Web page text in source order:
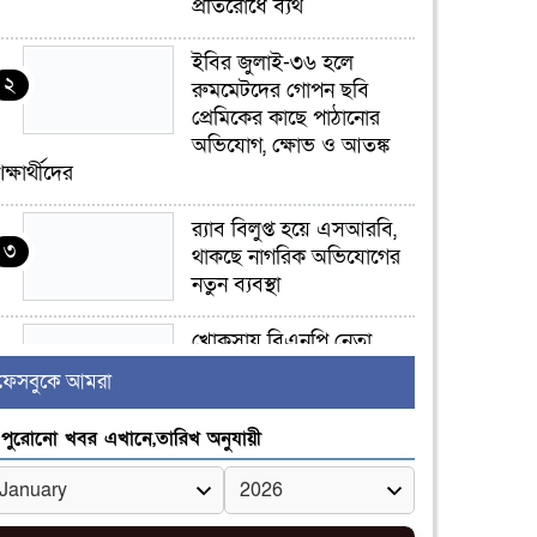
প্রতিরোধে ব্যর্থ
২
ইবির জুলাই-৩৬ হলে
রুমমেটদের গোপন ছবি
প্রেমিকের কাছে পাঠানোর
অভিযোগ, ক্ষোভ ও আতঙ্ক
৩
র‍্যাব বিলুপ্ত হয়ে এসআরবি,
থাকছে নাগরিক অভিযোগের
নতুন ব্যবস্থা
৪
খোকসায় বিএনপি নেতা
৫
সাঈদীর ছবিতে জুতা
নিক্ষেপকারীরা ‘জারজ
সন্তান’: আমির হামজা
আমরা
পুরোনো খবর এখানে,তারিখ অনুযায়ী